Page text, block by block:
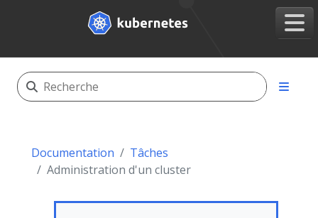
Documentation
Tâches
Administration d'un cluster